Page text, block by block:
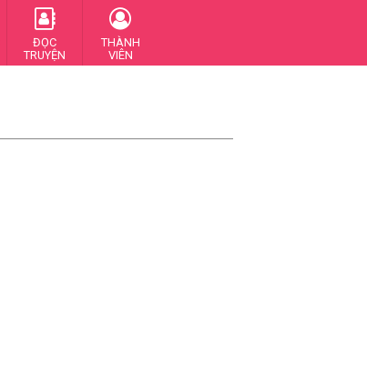
ĐỌC
TRUYỆN
THÀNH
VIÊN